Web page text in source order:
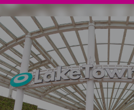
美食饗宴
購物與娛樂
各式商店優惠券